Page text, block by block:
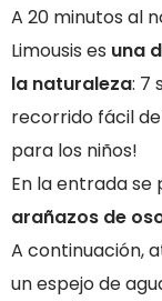
A 20 minutos al
Limousis es una
la naturaleza: 7
recorrido fácil de
para los niños!
En la entrada
arañazos de
A continuación,
un espejo de